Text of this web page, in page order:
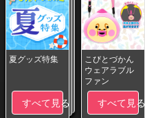
夏グッズ特集
すべて見る
こびとづかん
ウェアラブル
ファン
すべて見る